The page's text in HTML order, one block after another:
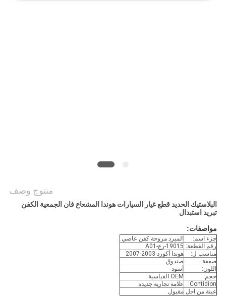
منتوج وصف
البلاستيك الحديد قطع غيار السيارات هوندا المشعاع فان الجمعية الكفن
تبريد استبدال
مواصفات:
جزء اسم:
المبرد مروحة كفن عاصي.
رقم القطعة: 19015-رع-A01
مناسب ل:
هوندا أكورد 2003-2007
صفقة:
صندوق
اللون:
أسود
حجم:
OEM القياسية
Contidion:
علامة تجارية جديدة
عينة من اجل:مقبول